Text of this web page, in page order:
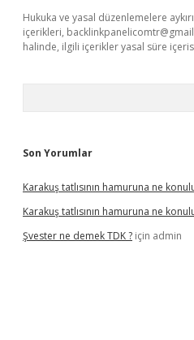
Hukuka ve yasal düzenlemelere
içerikleri,
halinde, ilgili içerikler yasal süre
Son Yorumlar
Karakuş tatlısının hamuruna ne
Karakuş tatlısının hamuruna ne
Şvester ne demek TDK ? için admin